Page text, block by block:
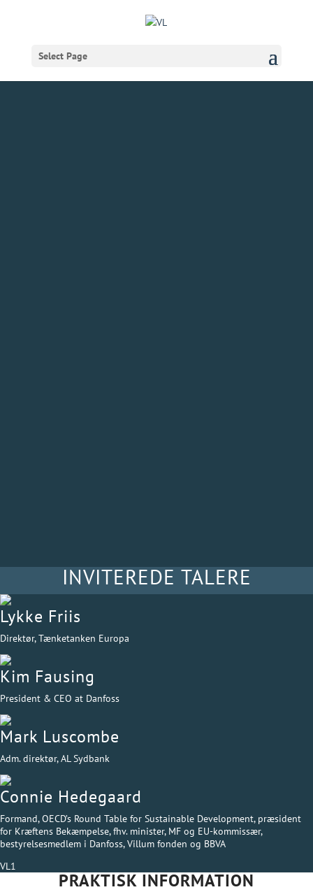
Select Page
INVITEREDE TALERE
Lykke Friis
Direktør, Tænketanken Europa
Kim Fausing
President & CEO at Danfoss
Mark Luscombe
Adm. direktør, AL Sydbank
Connie Hedegaard
Formand, OECD’s Round Table for Sustainable Development, præsident
for Kræftens Bekæmpelse, fhv. minister, MF og EU-kommissær,
bestyrelsesmedlem i Danfoss, Villum fonden og BBVA
VL1
PRAKTISK INFORMATION